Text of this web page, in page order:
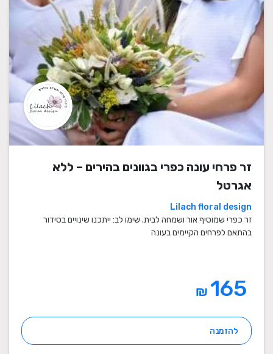
זר פרחי עונה כפרי בגוונים בהירים – ללא
אגרטל
Lilach floral design
זר כפרי שמוסיף אור ושמחה לבית. שימו לב: ייתכנו שינויים בסידור
בהתאם לפרחים הקיימים בעונה
₪
להזמנה